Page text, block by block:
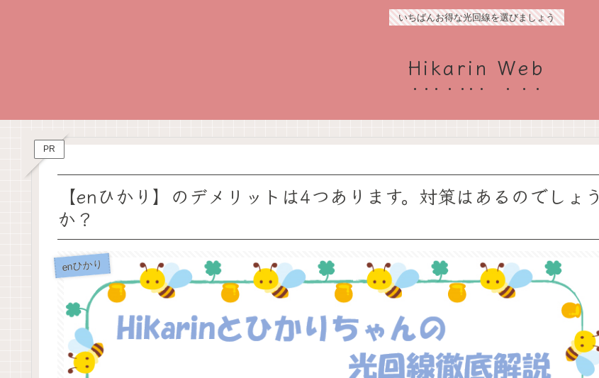
いちばんお得な光回線を選びましょう
Hikarin Web
PR
【enひかり】のデメリットは4つあります。対策はあるのでしょう
か？
enひかり